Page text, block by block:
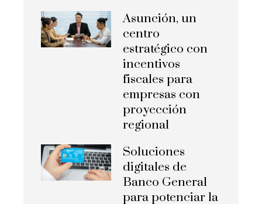
Asunción, un
centro
estratégico con
incentivos
fiscales para
empresas con
proyección
regional
Soluciones
digitales de
Banco General
para potenciar la